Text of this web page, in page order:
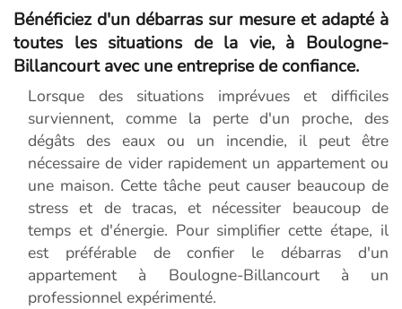
Bénéficiez d'un débarras sur mesure et adapté à
toutes les situations de la vie, à Boulogne-
Billancourt avec une entreprise de confiance.
Lorsque des situations imprévues et difficiles
surviennent, comme la perte d'un proche, des
dégâts des eaux ou un incendie, il peut être
nécessaire de vider rapidement un appartement ou
une maison. Cette tâche peut causer beaucoup de
stress et de tracas, et nécessiter beaucoup de
temps et d'énergie. Pour simplifier cette étape, il
est préférable de confier le débarras d'un
appartement à Boulogne-Billancourt à un
professionnel expérimenté.